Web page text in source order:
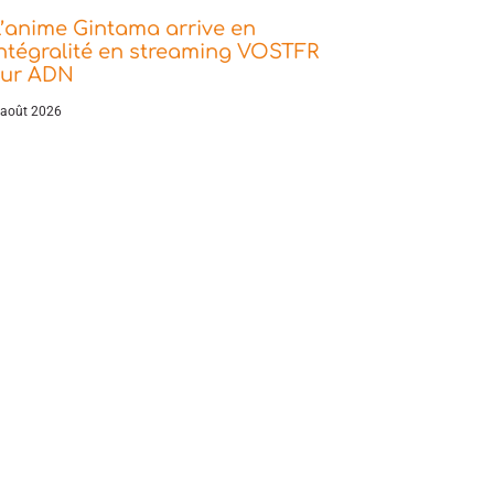
Gintama arrive en
en streaming VOSTFR
ADN
2026